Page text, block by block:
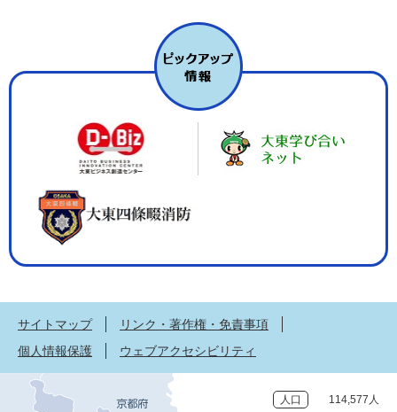
サイトマップ
リンク・著作権・免責事項
個人情報保護
ウェブアクセシビリティ
人口 114,577人